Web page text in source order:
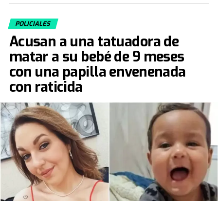
POLICIALES
Acusan a una tatuadora de
matar a su bebé de 9 meses
con una papilla envenenada
con raticida